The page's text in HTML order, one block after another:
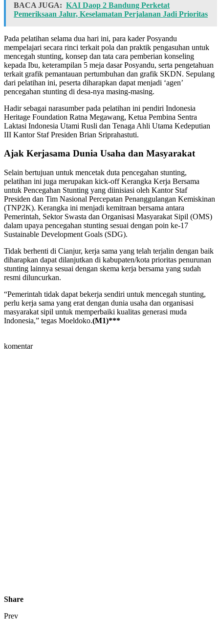
BACA JUGA: KAI Daop 2 Bandung Perketat
Pemeriksaan Jalur, Keselamatan Perjalanan Jadi Prioritas
Pada pelatihan selama dua hari ini, para kader Posyandu
mempelajari secara rinci terkait pola dan praktik pengasuhan untuk
mencegah stunting, konsep dan tata cara pemberian konseling
kepada Ibu, keterampilan 5 meja dasar Posyandu, serta pengetahuan
terkait grafik pemantauan pertumbuhan dan grafik SKDN. Sepulang
dari pelatihan ini, peserta diharapkan dapat menjadi ‘agen’
pencegahan stunting di desa-nya masing-masing.
Hadir sebagai narasumber pada pelatihan ini pendiri Indonesia
Heritage Foundation Ratna Megawang, Ketua Pembina Sentra
Laktasi Indonesia Utami Rusli dan Tenaga Ahli Utama Kedeputian
III Kantor Staf Presiden Brian Sriprahastuti.
Ajak Kerjasama Dunia Usaha dan Masyarakat
Selain bertujuan untuk mencetak duta pencegahan stunting,
pelatihan ini juga merupakan kick-off Kerangka Kerja Bersama
untuk Pencegahan Stunting yang diinisiasi oleh Kantor Staf
Presiden dan Tim Nasional Percepatan Penanggulangan Kemiskinan
(TNP2K). Kerangka ini menjadi kemitraan bersama antara
Pemerintah, Sektor Swasta dan Organisasi Masyarakat Sipil (OMS)
dalam upaya pencegahan stunting sesuai dengan poin ke-17
Sustainable Development Goals (SDG).
Tidak berhenti di Cianjur, kerja sama yang telah terjalin dengan baik
diharapkan dapat dilanjutkan di kabupaten/kota prioritas penurunan
stunting lainnya sesuai dengan skema kerja bersama yang sudah
resmi diluncurkan.
“Pemerintah tidak dapat bekerja sendiri untuk mencegah stunting,
perlu kerja sama yang erat dengan dunia usaha dan organisasi
masyarakat sipil untuk memperbaiki kualitas generasi muda
Indonesia,” tegas Moeldoko.(M1)***
komentar
Share
Prev